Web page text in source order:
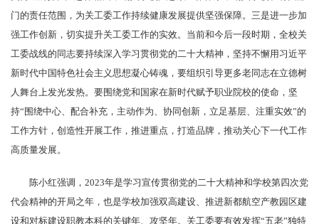
门的责任范围，为关工委工作持续健康发展提供坚强保障。三是进一步加
强工作创新，切实提升关工委工作的实效。当前和今后一段时期，全校关
工委战线的同志要持续深入学习贯彻党的二十大精神，坚持不懈用习近平
新时代中国特色社会主义思想凝心铸魂，要组织引导更多老同志在立德树
人舞台上发光发热。要围绕党和国家在新时代赋予职业院校的使命，坚
持“围绕中心、配合补充，主动作为、协同创新，立足基层、注重实效”的
工作方针，创造性开展工作，推进重点，打造品牌，推动关心下一代工作
高质量发展。
陈小红强调，2023年是学习宣传贯彻党的二十大精神和学校第四次党
代会精神的开局之年，也是学校加强双高建设、推进新都航空产教园区建
设和对标建设职教本科的关键年、攻坚年。关工委要有效发挥“五老”独特